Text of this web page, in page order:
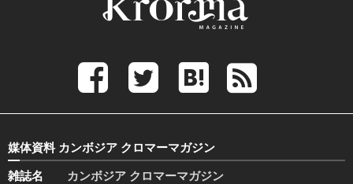
媒体資料 カンボジア クロマーマガジン
雑誌名
カンボジア クロマーマガジン